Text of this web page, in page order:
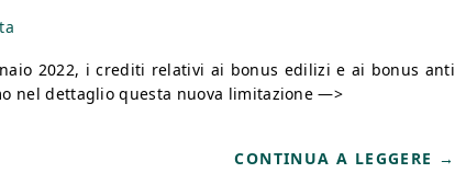
2022, i crediti relativi ai bonus edilizi e ai bonus anti
nel dettaglio questa nuova limitazione —>
CONTINUA A LEGGERE